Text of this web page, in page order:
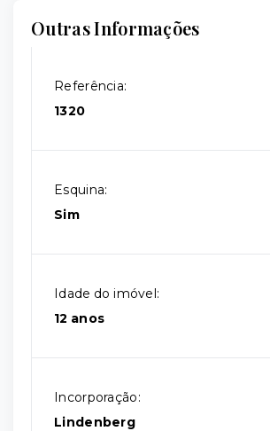
Outras Informações
Referência:
1320
Esquina:
Sim
Idade do imóvel:
12 anos
Incorporação:
Lindenberg